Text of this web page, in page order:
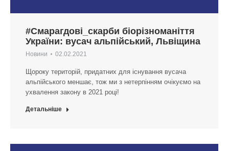
#Смарагдові_скарби біорізноманіття
України: вусач альпійський, Львіщина
Новини 02.02.2021
Щороку територій, придатних для існування вусача
альпійського меншає, тож ми з нетерпінням очікуємо на
ухвалення закону в 2021 році!
Детальніше